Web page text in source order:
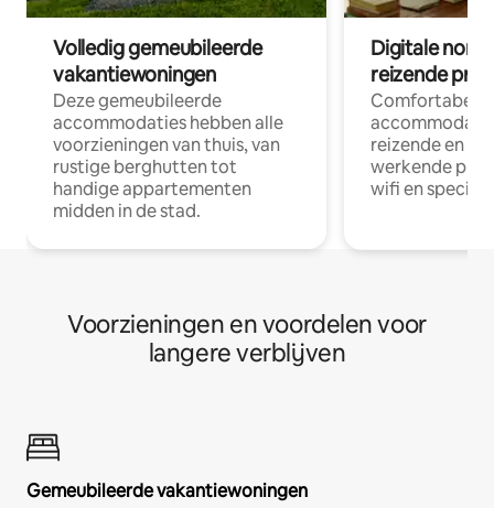
Volledig gemeubileerde
vakantiewoningen
Deze gemeubileerde
accommodaties hebben alle
voorzieningen van thuis, van
rustige berghutten tot
handige appartementen
midden in de stad.
Digitale
reizende
Comfortabele
reizende en
werkende
wifi en
Voorzieningen en voordelen voor
langere verblijven
Gemeubileerde vakantiewoningen